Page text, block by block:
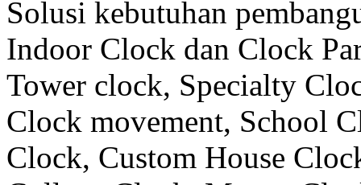
Solusi kebutuhan
Indoor Clock dan Clock
Tower clock, Specialty
Clock movement, School
Clock, Custom House